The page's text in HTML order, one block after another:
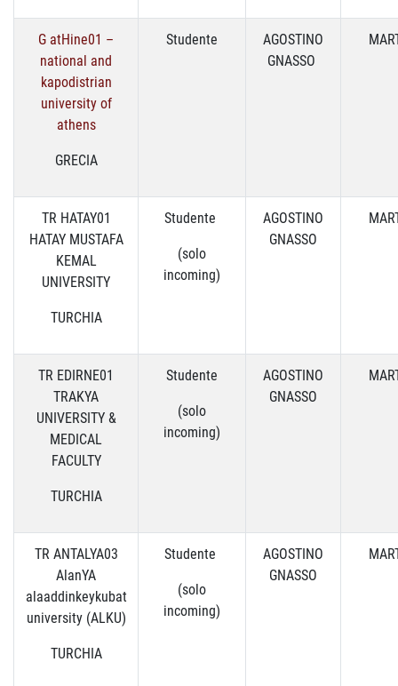
G atHine01 –
national and
kapodistrian
university of
athens
GRECIA
Studente
AGOSTINO
GNASSO
TR HATAY01
HATAY MUSTAFA
KEMAL
UNIVERSITY
TURCHIA
Studente
(solo
incoming)
AGOSTINO
GNASSO
TR EDIRNE01
TRAKYA
UNIVERSITY &
MEDICAL
FACULTY
TURCHIA
Studente
(solo
incoming)
AGOSTINO
GNASSO
TR ANTALYA03
AlanYA
alaaddinkeykubat
university (ALKU)
TURCHIA
Studente
(solo
incoming)
AGOSTINO
GNASSO